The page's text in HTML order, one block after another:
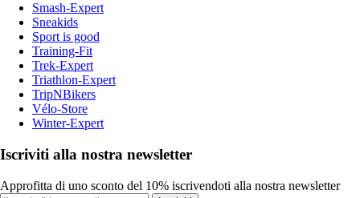
Smash-Expert
Sneakids
Sport is good
Training-Fit
Trek-Expert
Triathlon-Expert
TripNBikers
Vélo-Store
Winter-Expert
Iscriviti alla nostra newsletter
Approfitta di uno sconto del 10% iscrivendoti alla nostra newsletter